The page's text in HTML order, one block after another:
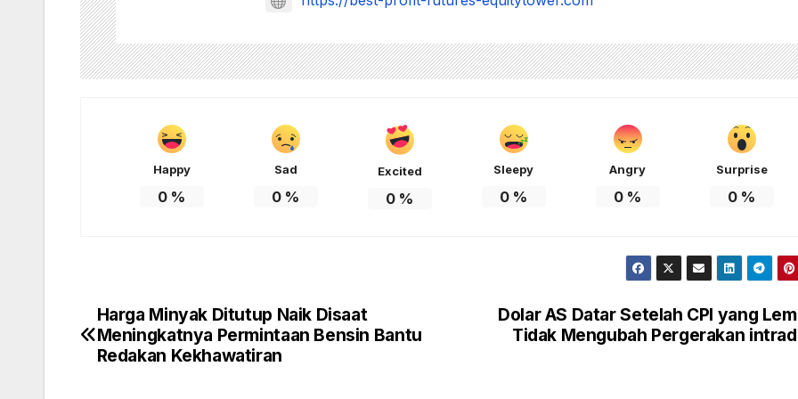
Happy
0 %
Sad
0 %
Excited
0 %
Sleepy
0 %
Angry
0 %
Surprise
0 %
Post
navigation
Dolar AS Datar Setelah CPI yang
Tidak Mengubah Pergerakan
Harga Minyak Ditutup Naik Disaat
Meningkatnya Permintaan Bensin Bantu
Redakan Kekhawatiran